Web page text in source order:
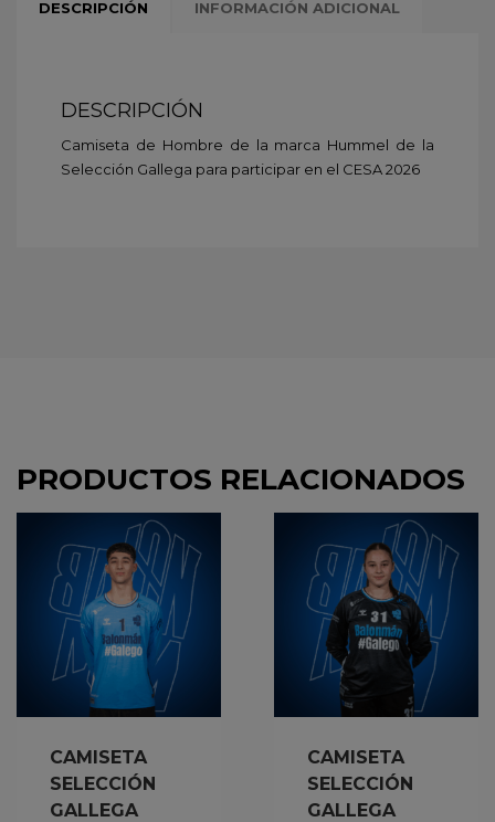
DESCRIPCIÓN INFORMACIÓN ADICIONAL
DESCRIPCIÓN
Camiseta de Hombre de la marca Hummel de la
Selección Gallega para participar en el CESA 2026
PRODUCTOS RELACIONADOS
CAMISETA
SELECCIÓN
GALLEGA
CAMISETA
SELECCIÓN
GALLEGA